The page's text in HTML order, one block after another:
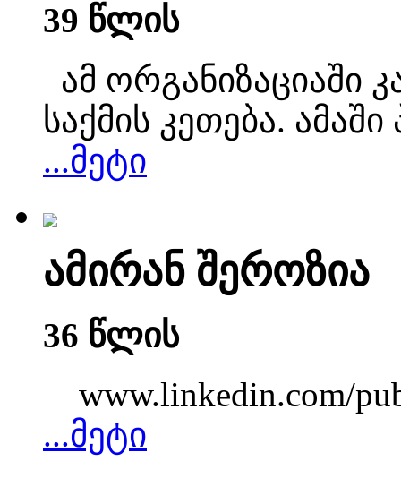
39 წლის
ამ ორგანიზაციაში
საქმის კეთება.
...მეტი
ამირან შეროზია
36 წლის
www.linkedin.com/
...მეტი